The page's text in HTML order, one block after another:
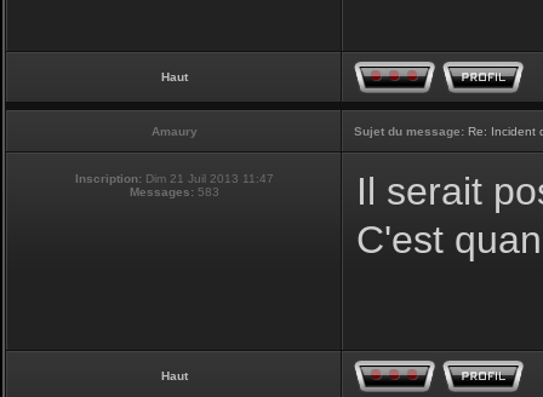
Haut
Amaury Sujet du message: Re: Incident
Inscription: Dim 21 Juil 2013 11:47
Messages:583
Il serait
C'est
Haut